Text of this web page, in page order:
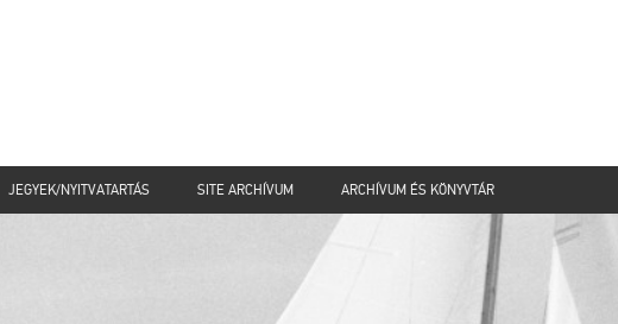
JEGYEK/NYITVATARTÁS SITE ARCHÍVUM ARCHÍVUM ÉS KÖNYVTÁR